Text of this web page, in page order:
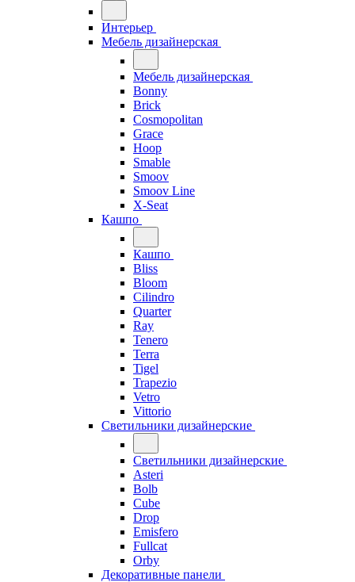
Интерьер
Мебель дизайнерская
Мебель дизайнерская
Bonny
Brick
Cosmopolitan
Grace
Hoop
Smable
Smoov
Smoov Line
X-Seat
Кашпо
Кашпо
Bliss
Bloom
Cilindro
Quarter
Ray
Tenero
Terra
Tigel
Trapezio
Vetro
Vittorio
Светильники дизайнерские
Светильники дизайнерские
Asteri
Bolb
Cube
Drop
Emisfero
Fullcat
Orby
Декоративные панели